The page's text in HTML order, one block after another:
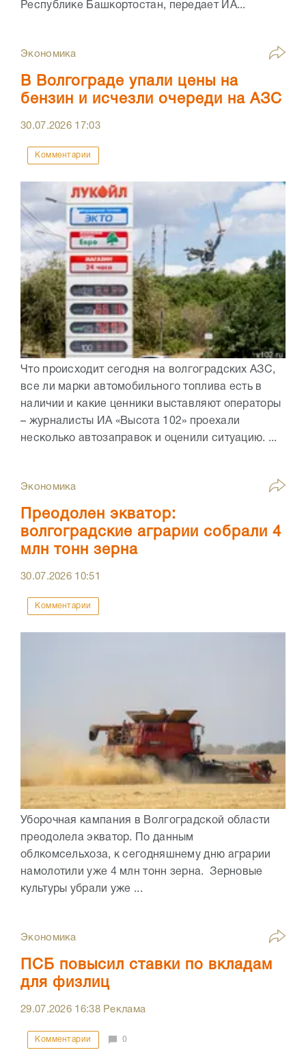
Республике Башкортостан, передает ИА...
Экономика
В Волгограде упали цены на
бензин и исчезли очереди на АЗС
30.07.2026 17:03
Комментарии
Что происходит сегодня на волгоградских АЗС,
все ли марки автомобильного топлива есть в
наличии и какие ценники выставляют операторы
– журналисты ИА «Высота 102» проехали
несколько автозаправок и оценили ситуацию. ...
Экономика
Преодолен экватор:
волгоградские аграрии собрали 4
млн тонн зерна
30.07.2026 10:51
Комментарии
Уборочная кампания в Волгоградской области
преодолела экватор. По данным
облкомсельхоза, к сегодняшнему дню аграрии
намолотили уже 4 млн тонн зерна. Зерновые
культуры убрали уже ...
Экономика
ПСБ повысил ставки по вкладам
для физлиц
29.07.2026 16:38Реклама
Комментарии 0